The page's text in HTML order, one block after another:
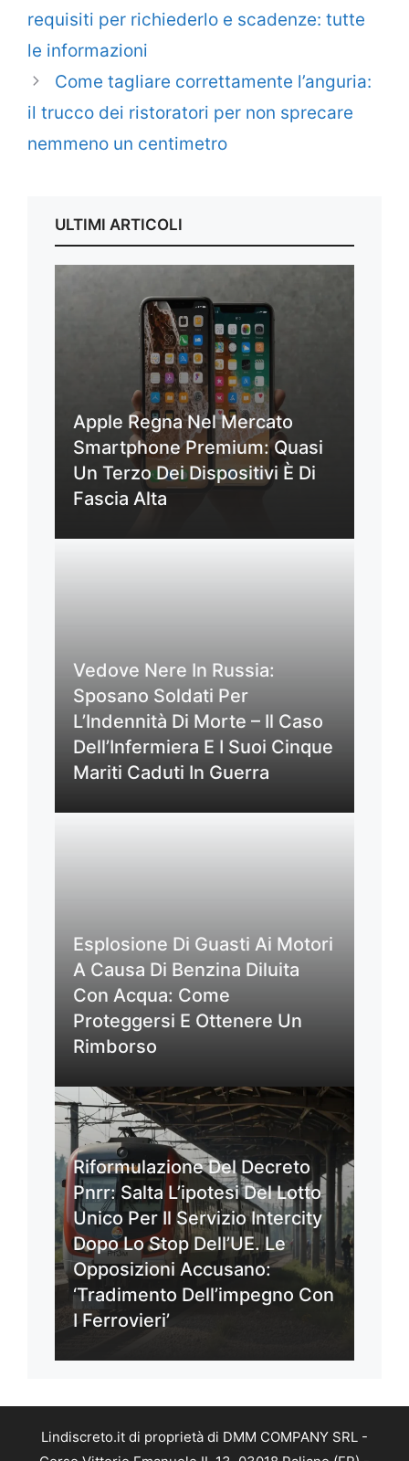
requisiti per richiederlo e scadenze: tutte
le informazioni
Come tagliare correttamente l’anguria:
il trucco dei ristoratori per non sprecare
nemmeno un centimetro
ULTIMI ARTICOLI
Apple Regna Nel Mercato
Smartphone Premium: Quasi
Un Terzo Dei Dispositivi È Di
Fascia Alta
Vedove Nere In Russia:
Sposano Soldati Per
L’Indennità Di Morte – Il Caso
Dell’Infermiera E I Suoi Cinque
Mariti Caduti In Guerra
Esplosione Di Guasti Ai Motori
A Causa Di Benzina Diluita
Con Acqua: Come
Proteggersi E Ottenere Un
Rimborso
Riformulazione Del Decreto
Pnrr: Salta L’ipotesi Del Lotto
Unico Per Il Servizio Intercity
Dopo Lo Stop Dell’UE. Le
Opposizioni Accusano:
‘Tradimento Dell’impegno Con
I Ferrovieri’
Lindiscreto.it di proprietà di DMM COMPANY SRL -